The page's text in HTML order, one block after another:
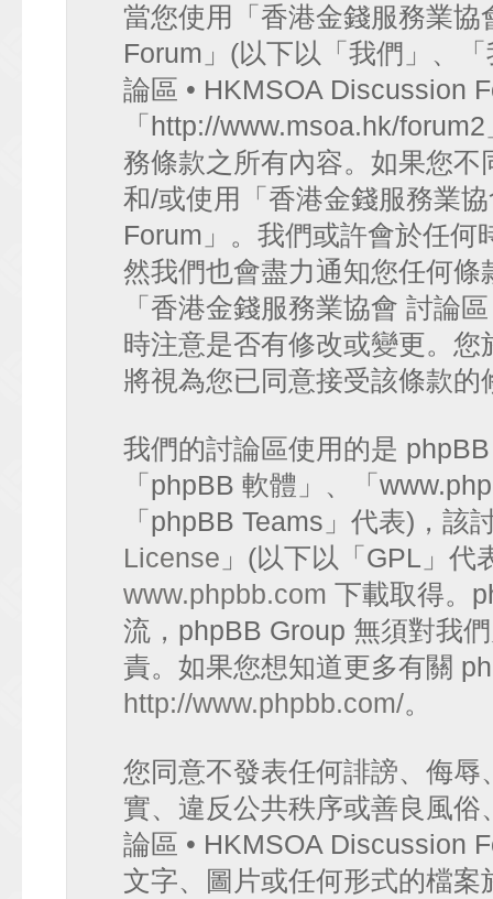
當您使用「香港金錢服務業
Forum」(以下以「我們」、
論區 • HKMSOA Discussion
「http://www.msoa.hk/
務條款之所有內容。如果您
和/或使用「香港金錢服務業
Forum」。我們或許會於任何
然我們也會盡力通知您任何
「香港金錢服務業協會 討論
時注意是否有修改或變更。
將視為您已同意接受該條款的
我們的討論區使用的是
「phpBB 軟體」、「
「phpBB Teams」代表)，該
License 」(以下以「GPL」代
www.phpbb.com 下載取得。
流，phpBB Group 無須對我
責。如果您想知道更多有關
http://www.phpbb.com/。
您同意不發表任何誹謗、侮
實、違反公共秩序或善良風
論區 • HKMSOA Discussion
文字、圖片或任何形式的檔